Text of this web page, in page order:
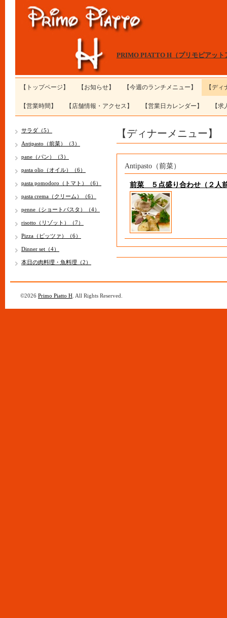
PRIMO PIATTO H（プリモピアット
【トップページ】 【お知らせ】 【今週のランチメニュー】 【デ
【営業時間】 【店舗情報・アクセス】 【営業日カレンダー】 【
【ディナーメニュー】
Antipasto（前菜）
前菜 ５点盛り合わせ（２人
サラダ（5）
Antipasto（前菜）（3）
pane（パン）（3）
pasta olio（オイル）（6）
pasta pomodoro（トマト）（6）
pasta crema（クリーム）（6）
penne（ショートパスタ）（4）
risotto（リゾット）（7）
Pizza（ピッツァ）（6）
Dinner set（4）
本日の肉料理・魚料理（2）
©2026 Primo Piatto H . All Rights Reserved.